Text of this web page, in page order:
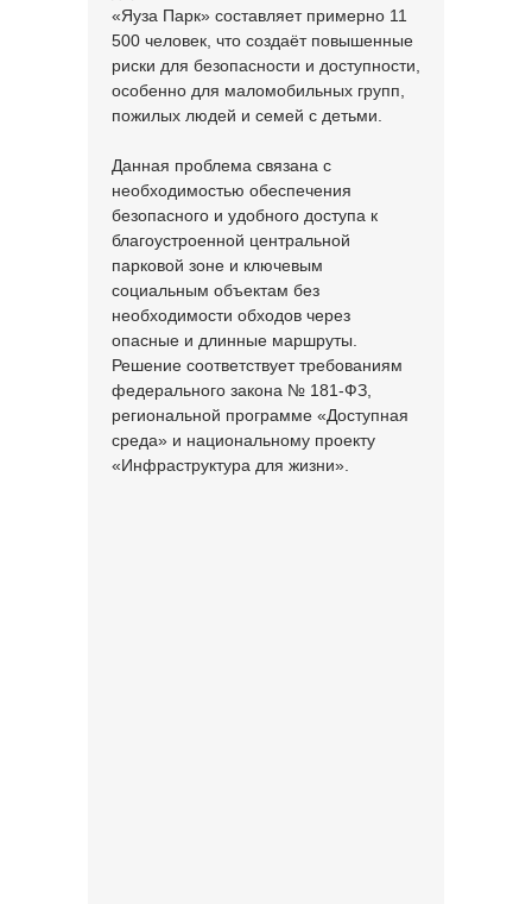
«Яуза Парк» составляет примерно 11
500 человек, что создаёт повышенные
риски для безопасности и доступности,
особенно для маломобильных групп,
пожилых людей и семей с детьми.
Данная проблема связана с
необходимостью обеспечения
безопасного и удобного доступа к
благоустроенной центральной
парковой зоне и ключевым
социальным объектам без
необходимости обходов через
опасные и длинные маршруты.
Решение соответствует требованиям
федерального закона № 181-ФЗ,
региональной программе «Доступная
среда» и национальному проекту
«Инфраструктура для жизни».